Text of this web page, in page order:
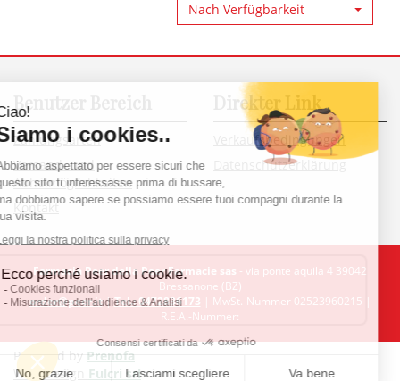
Nach Verfügbarkeit
Benutzer Bereich
Zahlungsarten
Versand- und
Abholmöglichkeiten
Kontakt
Direkter Link
Verkaufsbedingungen
Datenschutzerklärung
Farmacia Peer della Peer Farmacie sas - via ponte aquila 4 39042
Bressanone (BZ)
order@peer.it|Tel.: 0472836173 | MwSt.-Nummer 02523960215 |
R.E.A.-Nummer:
Powered by Prenofa
Web Design
Fulcri srl